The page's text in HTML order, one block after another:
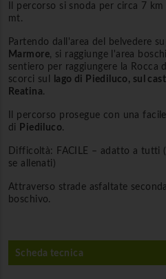
Il percorso si snoda per circa 7
mt.
Partendo dall'area del belvedere
Marmore, si raggiunge l'area
sentiero per raggiungere la Rocca
scorci sul
lago di Piediluco, sul
Reatina.
Il percorso prosegue con una
di
Piediluco.
Difficoltà: FACILE – adatto a tutti
se allenati)
Attraverso strade asfaltate
boschivo.
Scheda tecnica